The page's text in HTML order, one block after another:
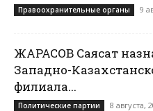
Правоохранительные органы 9
ЖАРАСОВ Саясат
Западно-
филиала...
Политические партии 8 августа,